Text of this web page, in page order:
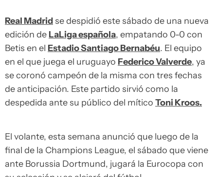
Real Madridse despidió este sábado de una nueva
edición de LaLiga española, empatando 0-0 con
Betis en el Estadio Santiago Bernabéu. El equipo
en el que juega el uruguayo Federico Valverde, ya
se coronó campeón de la misma con tres fechas
de anticipación. Este partido sirvió como la
despedida ante su público del mítico Toni Kroos.
El volante, esta semana anunció que luego de la
final de la Champions League, el sábado que viene
ante Borussia Dortmund, jugará la Eurocopa con